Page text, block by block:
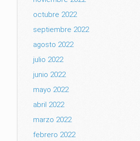
octubre 2022
septiembre 2022
agosto 2022
julio 2022
junio 2022
mayo 2022
abril 2022
marzo 2022
febrero 2022